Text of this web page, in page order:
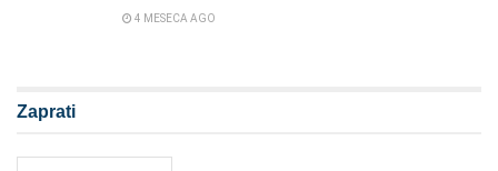
4 MESECA AGO
Zaprati